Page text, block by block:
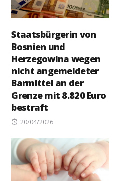
Staatsbürgerin von
Bosnien und
Herzegowina wegen
nicht angemeldeter
Barmittel an der
Grenze mit 8.820 Euro
bestraft
Posted
20/04/2026